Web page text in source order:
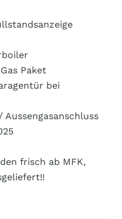
Paket
bei
frisch ab MFK,